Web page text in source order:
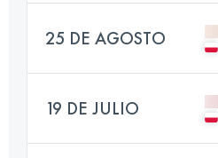
25 DE AGOSTO
19 DE JULIO